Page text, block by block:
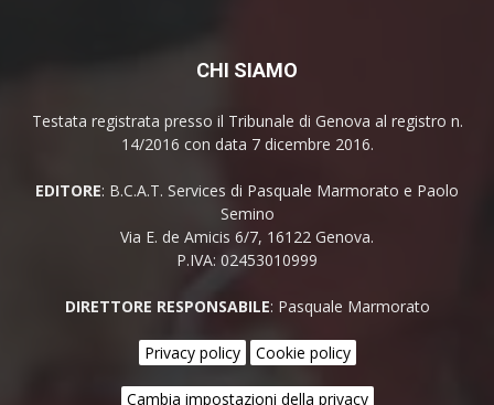
CHI SIAMO
Testata registrata presso il Tribunale di Genova al registro n.
14/2016 con data 7 dicembre 2016.
EDITORE: B.C.A.T. Services di Pasquale Marmorato e Paolo
Semino
Via E. de Amicis 6/7, 16122 Genova.
P.IVA: 02453010999
DIRETTORE RESPONSABILE: Pasquale Marmorato
Privacy policy Cookie policy
Cambia impostazioni della privacy